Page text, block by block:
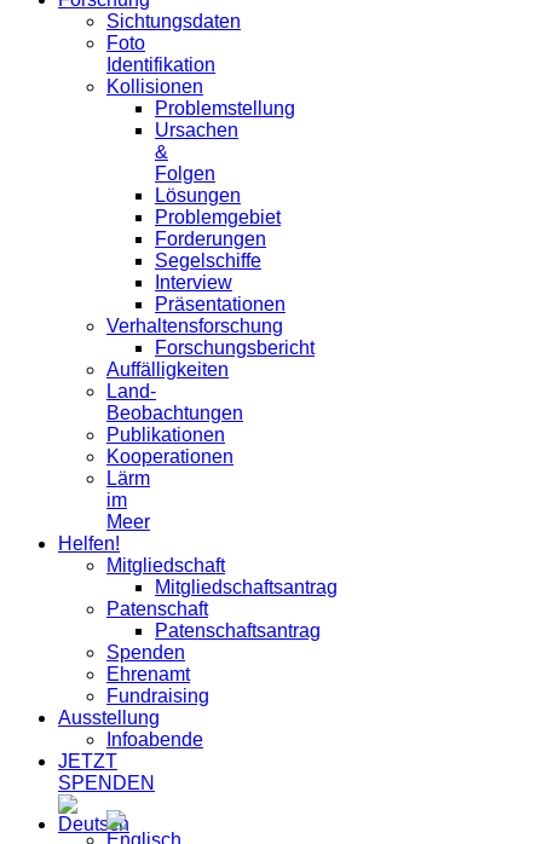
Sichtungsdaten
Foto
Identifikation
Kollisionen
Problemstellung
Ursachen
&
Folgen
Lösungen
Problemgebiet
Forderungen
Segelschiffe
Interview
Präsentationen
Verhaltensforschung
Forschungsbericht
Auffälligkeiten
Land-
Beobachtungen
Publikationen
Kooperationen
Lärm
im
Meer
Helfen!
Mitgliedschaft
Mitgliedschaftsantrag
Patenschaft
Patenschaftsantrag
Spenden
Ehrenamt
Fundraising
Ausstellung
Infoabende
JETZT
SPENDEN